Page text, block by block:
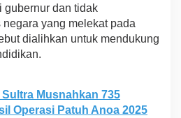
gubernur dan tidak
yang melekat pada
dialihkan untuk mendukung
Sultra Musnahkan 735
Operasi Patuh Anoa 2025